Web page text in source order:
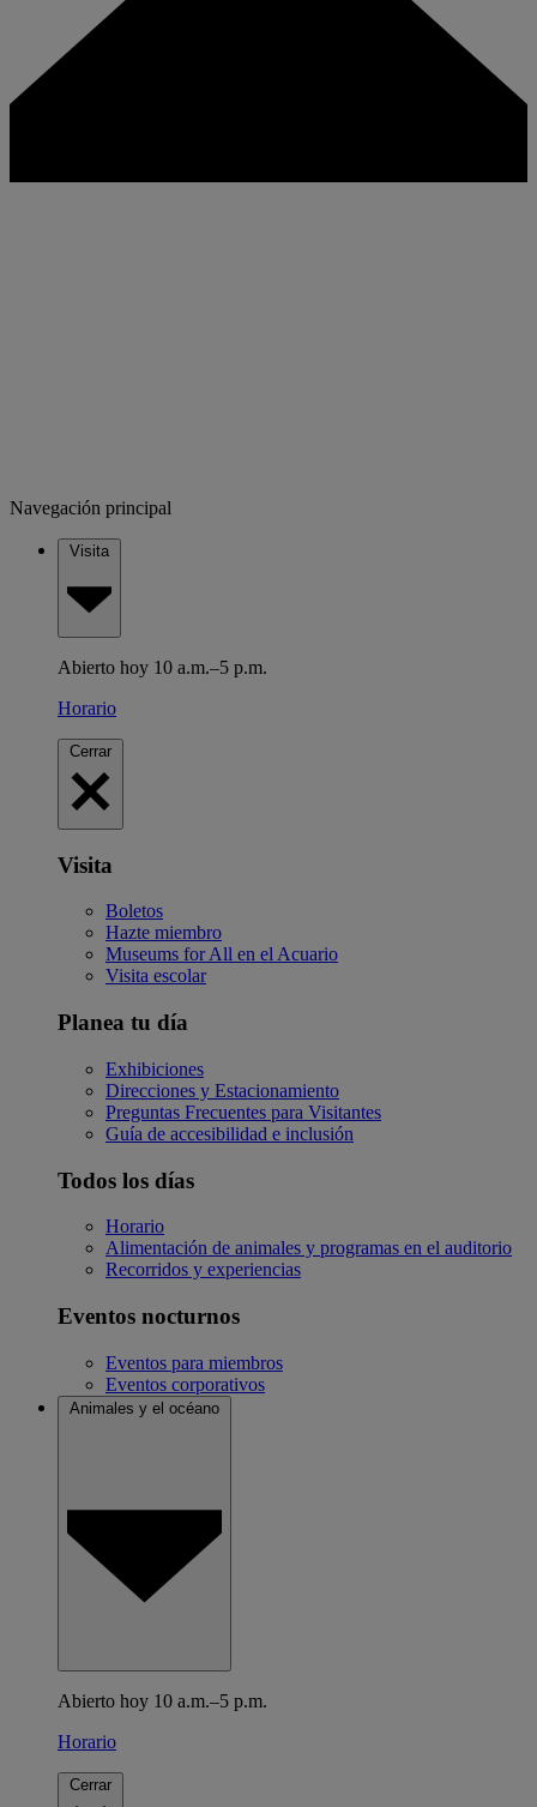
Navegación principal
Visita
Abierto hoy 10 a.m.–5 p.m.
Horario
Cerrar
Visita
Boletos
Hazte miembro
Museums for All en el Acuario
Visita escolar
Planea tu día
Exhibiciones
Direcciones y Estacionamiento
Preguntas Frecuentes para Visitantes
Guía de accesibilidad e inclusión
Todos los días
Horario
Alimentación de animales y programas en el auditorio
Recorridos y experiencias
Eventos nocturnos
Eventos para miembros
Eventos corporativos
Animales y el océano
Abierto hoy 10 a.m.–5 p.m.
Horario
Cerrar